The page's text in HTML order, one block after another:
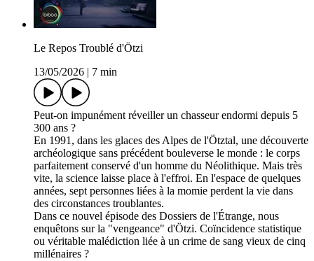
Le Repos Troublé d'Ötzi
13/05/2026
7 min
Peut-on impunément réveiller un chasseur endormi depuis 5
300 ans ?
En 1991, dans les glaces des Alpes de l'Ötztal, une découverte
archéologique sans précédent bouleverse le monde : le corps
parfaitement conservé d'un homme du Néolithique. Mais très
vite, la science laisse place à l'effroi. En l'espace de quelques
années, sept personnes liées à la momie perdent la vie dans
des circonstances troublantes.
Dans ce nouvel épisode des Dossiers de l'Étrange, nous
enquêtons sur la "vengeance" d'Ötzi. Coïncidence statistique
ou véritable malédiction liée à un crime de sang vieux de cinq
millénaires ?